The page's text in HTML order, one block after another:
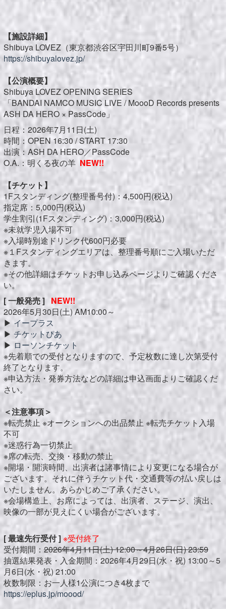
【施設詳細】
Shibuya LOVEZ（東京都渋谷区宇田川町9番5号）
https://shibuyalovez.jp/
【公演概要】
Shibuya LOVEZ OPENING SERIES
「BANDAI NAMCO MUSIC LIVE / MoooD Records presents
ASH DA HERO × PassCode」
日程：2026年7月11日(土)
時間：OPEN 16:30 / START 17:30
出演：ASH DA HERO／PassCode
O.A.：明くる夜の羊 NEW!!
【チケット】
1Fスタンディング(整理番号付)：4,500円(税込)
指定席：5,000円(税込)
学生割引(1Fスタンディング)：3,000円(税込)
※未就学児入場不可
※入場時別途ドリンク代600円必要
※１Fスタンディングエリアは、整理番号順にご入場いただ
きます。
※その他詳細はチケットお申し込みページよりご確認くださ
い。
[ 一般発売 ] NEW!!
2026年5月30日(土) AM10:00～
▶︎ イープラス
▶︎ チケットぴあ
▶︎ ローソンチケット
※先着順での受付となりますので、予定枚数に達し次第受付
終了となります。
※申込方法・発券方法などの詳細は申込画面よりご確認くだ
さい。
＜注意事項＞
※転売禁止 ※オークションへの出品禁止 ※転売チケット入場
不可
※迷惑行為一切禁止
※席の転売、交換・移動の禁止
※開場・開演時間、出演者は諸事情により変更になる場合が
ございます。それに伴うチケット代・交通費等の払い戻しは
いたしません。あらかじめご了承ください。
※会場構造上、お席によっては、出演者、ステージ、演出、
映像の一部が見えにくい場合がございます。
[ 最速先行受付 ]※受付終了
受付期間： 2026年4月11日(土) 12:00～4月26日(日) 23:59
抽選結果発表・入金期間：2026年4月29日(水・祝) 13:00～5
月6日(水・祝) 21:00
枚数制限：お一人様1公演につき4枚まで
https://eplus.jp/moood/